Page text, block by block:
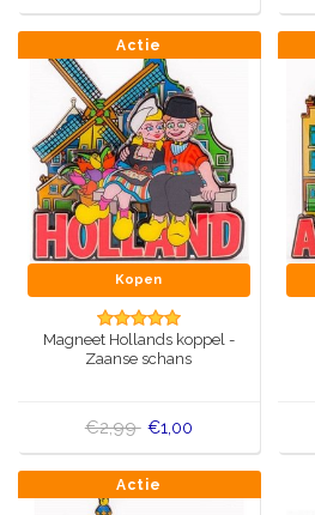
Actie
Kopen
Magneet Hollands koppel -
Zaanse schans
€2,99 €1,00
Actie